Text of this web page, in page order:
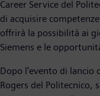
Career Service del
di acquisire
offrirà la possibilità ai
Siemens e le
Dopo l’evento di lancio
Rogers del Politecnico,